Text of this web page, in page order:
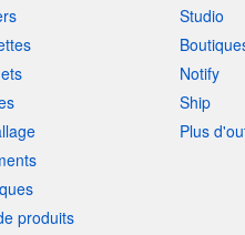
produits
Studio
Notify
Ship
Plus